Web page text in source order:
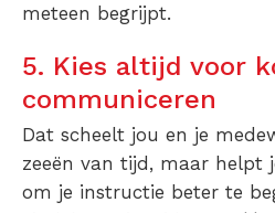
meteen begrijpt.
5. Kies altijd voor
communiceren
Dat scheelt jou en je
zeeën van tijd, maar helpt
om je instructie beter te